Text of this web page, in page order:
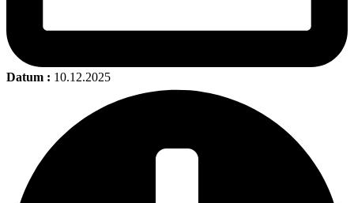
Datum : 10.12.2025